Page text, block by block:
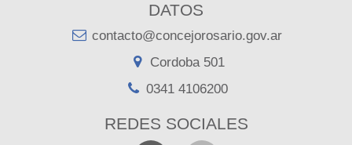
DATOS
contacto@concejorosario.gov.ar
Cordoba 501
0341 4106200
REDES SOCIALES